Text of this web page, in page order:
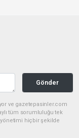
Gönder
ve gazetepasinler.com
tüm sorumluluğu tek
yönetimi hiçbir şekilde